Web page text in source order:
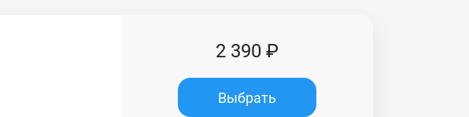
2 390 ₽
Выбрать